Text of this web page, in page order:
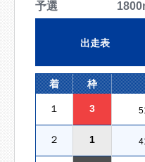
予選
出走表
着 枠
１ 3
２ 1